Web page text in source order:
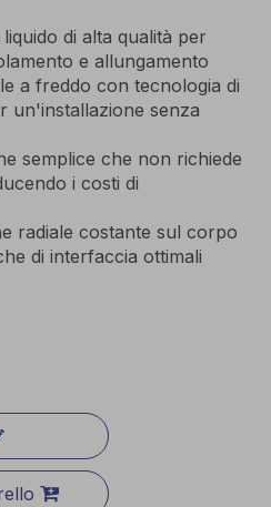
di alta qualità per
e allungamento
a freddo con tecnologia di
un'installazione senza
semplice che non richiede
i costi di
radiale costante sul corpo
di interfaccia ottimali